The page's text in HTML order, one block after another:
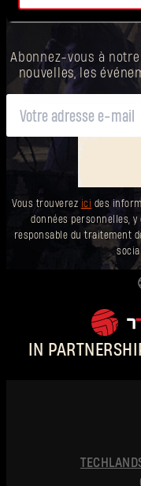
Abonnez-vous à
nouvelles, les
Vous trouverez ici
des
données personnelles,
responsable du traitement
IN
TECHLAND